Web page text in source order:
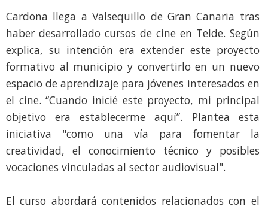
Cardona llega a Valsequillo de Gran Canaria tras
haber desarrollado cursos de cine en Telde. Según
explica, su intención era extender este proyecto
formativo al municipio y convertirlo en un nuevo
espacio de aprendizaje para jóvenes interesados en
el cine. “Cuando inicié este proyecto, mi principal
objetivo era establecerme aquí”. Plantea esta
iniciativa "como una vía para fomentar la
creatividad, el conocimiento técnico y posibles
vocaciones vinculadas al sector audiovisual".
El curso abordará contenidos relacionados con el